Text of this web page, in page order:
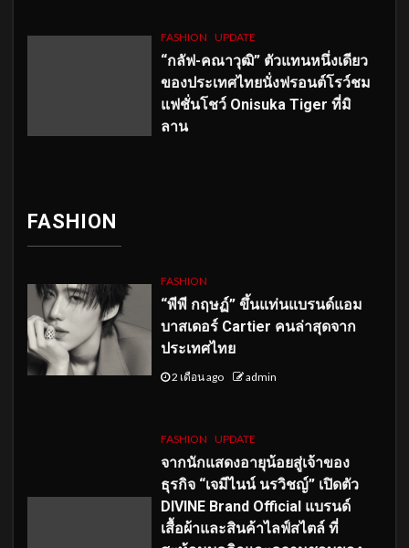
FASHION UPDATE
“กลัฟ-คณาวุฒิ” ตัวแทนหนึ่งเดียว
ของประเทศไทยนั่งฟรอนต์โรว์ชม
แฟชั่นโชว์ Onisuka Tiger ที่มิ
ลาน
FASHION
FASHION
“พีพี กฤษฏ์” ขึ้นแท่นแบรนด์แอม
บาสเดอร์ Cartier คนล่าสุดจาก
ประเทศไทย
2 เดือน ago admin
FASHION UPDATE
จากนักแสดงอายุน้อยสู่เจ้าของ
ธุรกิจ “เจมีไนน์ นรวิชญ์” เปิดตัว
DIVINE Brand Official แบรนด์
เสื้อผ้าและสินค้าไลฟ์สไตล์ ที่